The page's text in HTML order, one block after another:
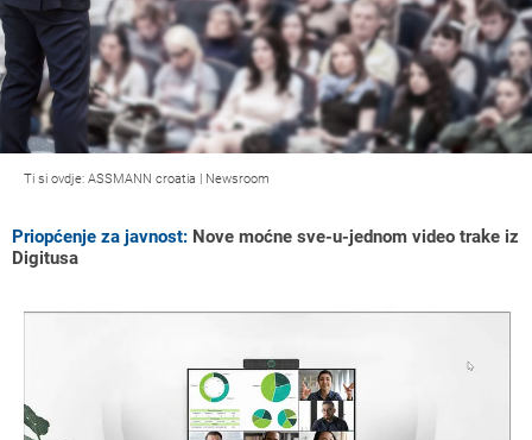
Ti si ovdje: ASSMANN croatia | Newsroom
Priopćenje za javnost: Nove moćne sve-u-jednom video trake iz
Digitusa